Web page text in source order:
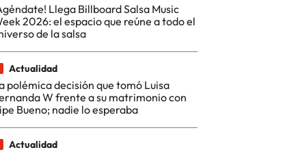
Llega Billboard Salsa Music
2026: el espacio que reúne a todo el
de la salsa
Actualidad
polémica decisión que tomó Luisa
W frente a su matrimonio con
Bueno; nadie lo esperaba
Actualidad